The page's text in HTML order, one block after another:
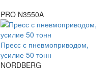
PRO N3550A
Пресс с пневмоприводом,
усилие 50 тонн
NORDBERG